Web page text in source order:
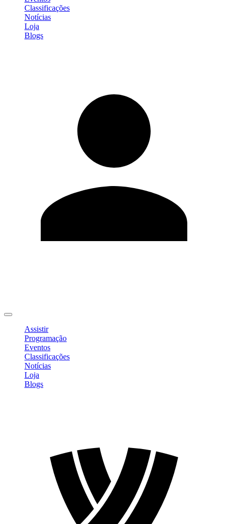
Classificações
Notícias
Loja
Blogs
Assistir
Programação
Eventos
Classificações
Notícias
Loja
Blogs